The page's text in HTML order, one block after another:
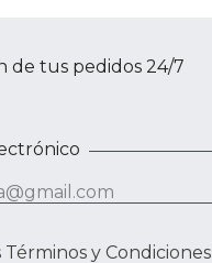
de tus pedidos 24/7
Términos y Condiciones